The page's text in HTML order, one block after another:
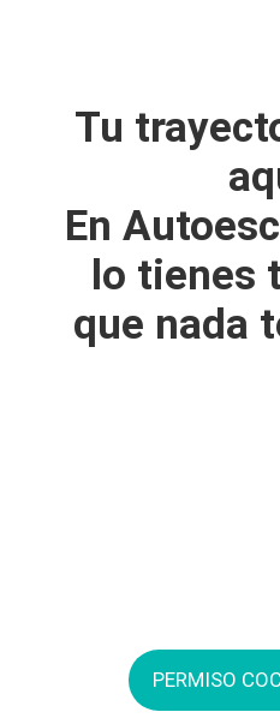
Tu
En
lo tienes
que nada
PERMISO